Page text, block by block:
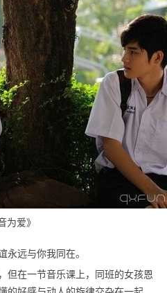
为爱》
远与你我同在。
但在一节音乐课上，同班的女孩恩